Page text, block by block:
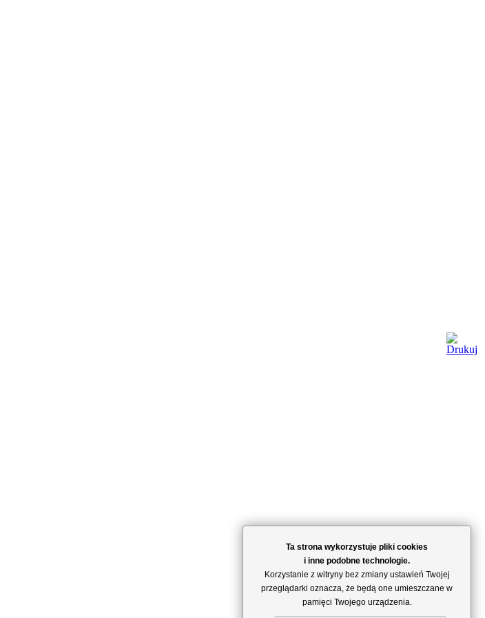
Ta strona wykorzystuje pliki cookies
i inne podobne technologie.
Korzystanie z witryny bez zmiany ustawień Twojej
przeglądarki oznacza, że będą one umieszczane w
pamięci Twojego urządzenia.